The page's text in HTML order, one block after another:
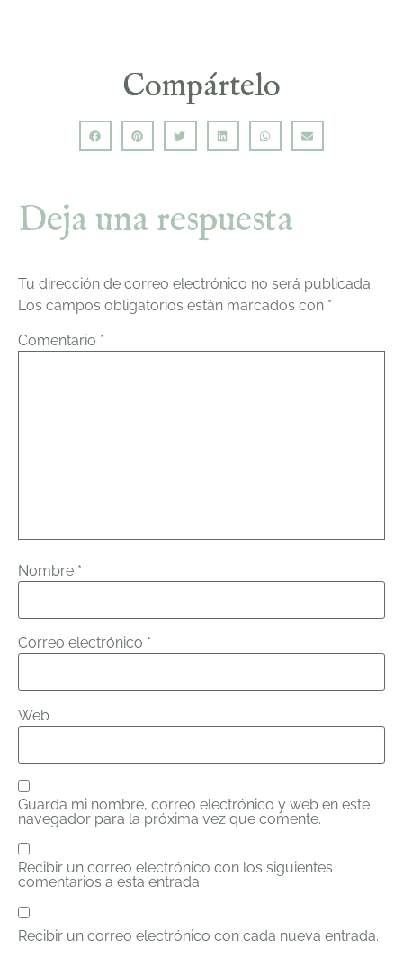
Compártelo
Deja una respuesta
Tu dirección de correo electrónico no será publicada.
Los campos obligatorios están marcados con *
Comentario *
Nombre *
Correo electrónico *
Web
Guarda mi nombre, correo electrónico y web en este
navegador para la próxima vez que comente.
Recibir un correo electrónico con los siguientes
comentarios a esta entrada.
Recibir un correo electrónico con cada nueva entrada.